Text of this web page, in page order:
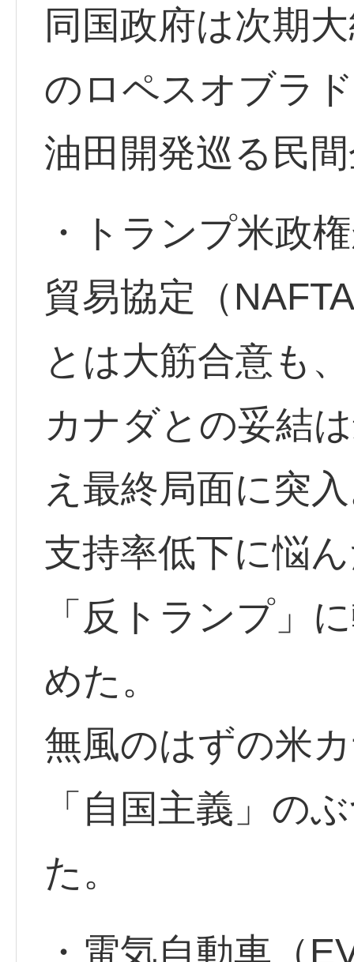
同国政府は次期
のロペスオブラ
油田開発巡る民
・トランプ米政
貿易協定（
とは大筋合意も、
カナダとの妥結
え最終局面に突
支持率低下に悩
「反トランプ」
めた。
無風のはずの米
「自国主義」の
た。
・電気自動車（